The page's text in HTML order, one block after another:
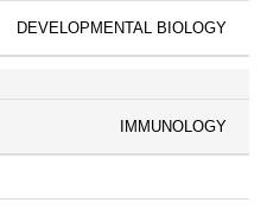
DEVELOPMENTAL BIOLOGY
IMMUNOLOGY